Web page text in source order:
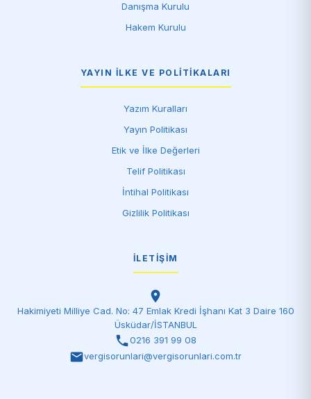
Danışma Kurulu
Hakem Kurulu
YAYIN İLKE VE POLITIKALARI
Yazım Kuralları
Yayın Politikası
Etik ve İlke Değerleri
Telif Politikası
İntihal Politikası
Gizlilik Politikası
İLETIŞIM
Hakimiyeti Milliye Cad. No: 47 Emlak Kredi İşhanı Kat 3 Daire 160
Üsküdar/İSTANBUL
0216 391 99 08
vergisorunlari@vergisorunlari.com.tr